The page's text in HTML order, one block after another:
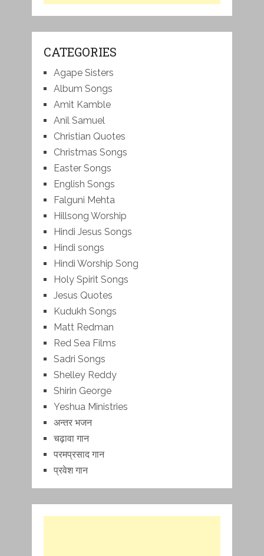
CATEGORIES
Agape Sisters
Album Songs
Amit Kamble
Anil Samuel
Christian Quotes
Christmas Songs
Easter Songs
English Songs
Falguni Mehta
Hillsong Worship
Hindi Jesus Songs
Hindi songs
Hindi Worship Song
Holy Spirit Songs
Jesus Quotes
Kudukh Songs
Matt Redman
Red Sea Films
Sadri Songs
Shelley Reddy
Shirin George
Yeshua Ministries
अन्तर भजन
चढ़ावा गान
परमप्रसाद गान
प्रवेश गान